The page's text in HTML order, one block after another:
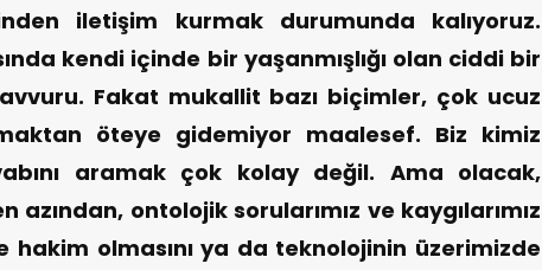
iletişim kurmak durumunda kalıyoruz.
kendi içinde bir yaşanmışlığı olan ciddi bir
Fakat mukallit bazı biçimler, çok ucuz
öteye gidemiyor maalesef. Biz kimiz
aramak çok kolay değil. Ama olacak,
azından, ontolojik sorularımız ve kaygılarımız
hakim olmasını ya da teknolojinin üzerimizde